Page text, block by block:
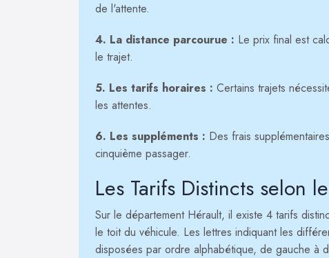
de l'attente.
4. La distance parcourue : Le prix final est
le trajet.
5. Les tarifs horaires : Certains trajets
les attentes.
6. Les suppléments : Des frais
cinquième passager.
Les Tarifs Distincts selon
Sur le département Hérault, il existe 4 tarifs
le toit du véhicule. Les lettres indiquant les
disposées par ordre alphabétique, de gauche à